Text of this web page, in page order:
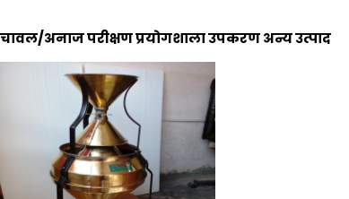
चावल/अनाज परीक्षण प्रयोगशाला उपकरण अन्य उत्पाद